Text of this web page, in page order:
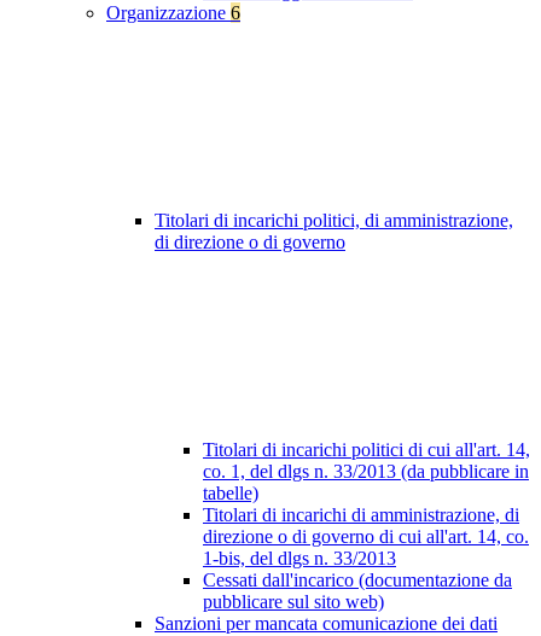
Organizzazione 6
Titolari di incarichi politici, di amministrazione,
di direzione o di governo
Titolari di incarichi politici di cui all'art. 14,
co. 1, del dlgs n. 33/2013 (da pubblicare in
tabelle)
Titolari di incarichi di amministrazione, di
direzione o di governo di cui all'art. 14, co.
1-bis, del dlgs n. 33/2013
Cessati dall'incarico (documentazione da
pubblicare sul sito web)
Sanzioni per mancata comunicazione dei dati